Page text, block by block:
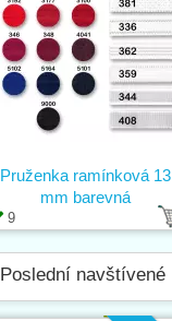
9
Pruženka ramínková 13
mm barevná
Poslední navštívené